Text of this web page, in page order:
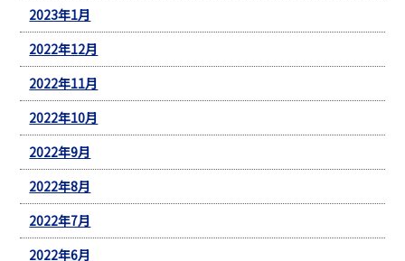
2023年1月
2022年12月
2022年11月
2022年10月
2022年9月
2022年8月
2022年7月
2022年6月